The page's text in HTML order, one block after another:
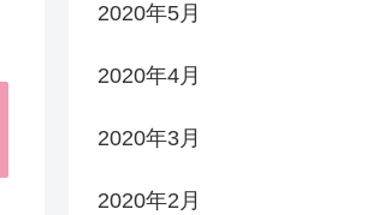
2020年5月
2020年4月
2020年3月
2020年2月